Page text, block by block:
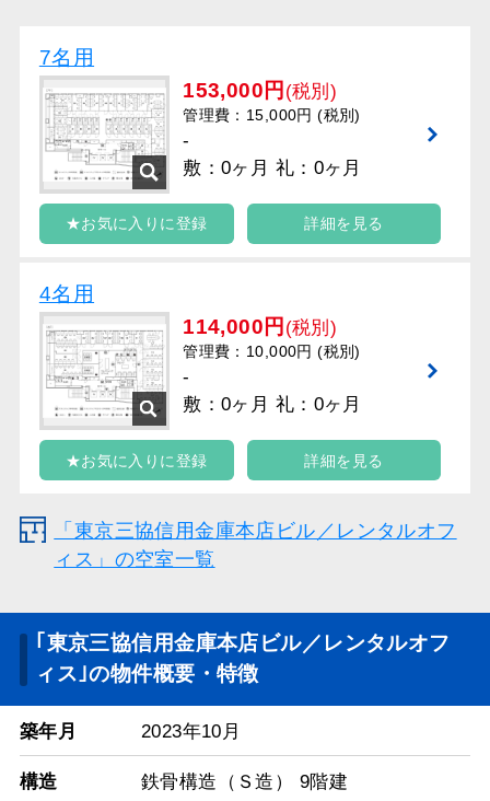
7名用
153,000円 (税別)
管理費：15,000円 (税別)
-
敷：0ヶ月 礼：0ヶ月
★お気に入りに登録 詳細を見る
4名用
114,000円 (税別)
管理費：10,000円 (税別)
-
敷：0ヶ月 礼：0ヶ月
★お気に入りに登録 詳細を見る
「東京三協信用金庫本店ビル／レンタルオフ
ィス」の空室一覧
｢東京三協信用金庫本店ビル／レンタルオフ
ィス｣の物件概要・特徴
築年月 2023年10月
構造 鉄骨構造（Ｓ造） 9階建